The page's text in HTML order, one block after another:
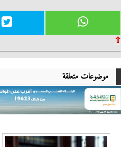
⇧
موضوعات متعلقة